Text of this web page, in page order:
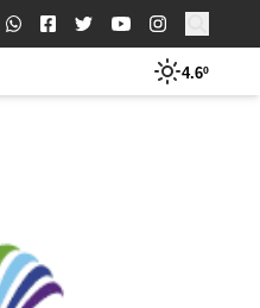
Buscar:
4.6º